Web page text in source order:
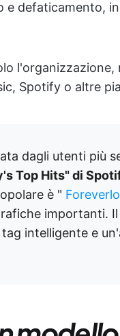
e defaticamento,
Spotify o altre
dagli utenti più
Top Hits" di
è "
importanti.
intelligente e